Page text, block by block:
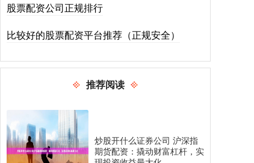
股票配资公司正规排行
比较好的股票配资平台推荐（正规安全）
推荐阅读
炒股开什么证券公司 沪深指
期货配资：撬动财富杠杆，实